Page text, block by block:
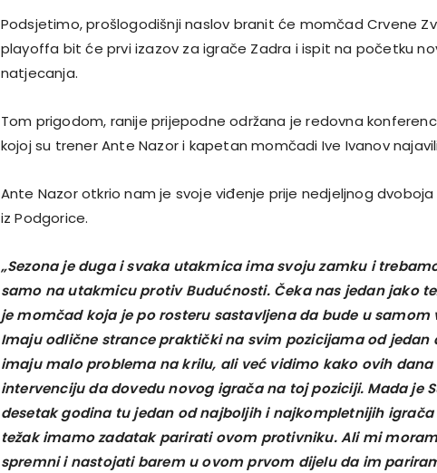
Podsjetimo, prošlogodišnji naslov branit će momčad Crvene
playoffa bit će prvi izazov za igrače Zadra i ispit na početku
natjecanja.
Tom prigodom, ranije prijepodne održana je redovna
kojoj su trener Ante Nazor i kapetan momčadi Ive Ivanov
Ante Nazor otkrio nam je svoje viđenje prije nedjeljnog
iz Podgorice.
„Sezona je duga i svaka utakmica ima svoju zamku i
samo na utakmicu protiv Budućnosti. Čeka nas jedan jako
je momčad koja je po rosteru sastavljena da bude u samom
Imaju odlične strance praktički na svim pozicijama od jedan
imaju malo problema na krilu, ali već vidimo kako ovih
intervenciju da dovedu novog igrača na toj poziciji. Mada je
desetak godina tu jedan od najboljih i najkompletnijih igrača
težak imamo zadatak parirati ovom protivniku. Ali mi
spremni i nastojati barem u ovom prvom dijelu da im